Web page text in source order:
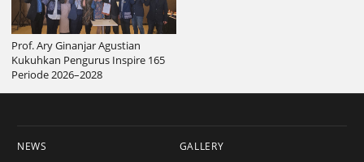
Prof. Ary Ginanjar Agustian
Kukuhkan Pengurus Inspire 165
Periode 2026–2028
NEWS GALLERY